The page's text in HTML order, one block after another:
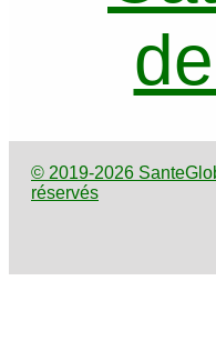
© 2019-2026
réservés